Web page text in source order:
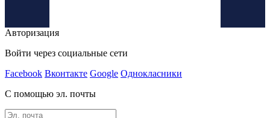
Авторизация
Войти через социальные сети
Facebook Вконтакте Google Однокласники
С помощью эл. почты